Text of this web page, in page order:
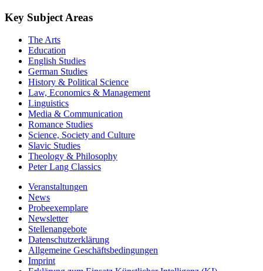
Key Subject Areas
The Arts
Education
English Studies
German Studies
History & Political Science
Law, Economics & Management
Linguistics
Media & Communication
Romance Studies
Science, Society and Culture
Slavic Studies
Theology & Philosophy
Peter Lang Classics
Veranstaltungen
News
Probeexemplare
Newsletter
Stellenangebote
Datenschutzerklärung
Allgemeine Geschäftsbedingungen
Imprint